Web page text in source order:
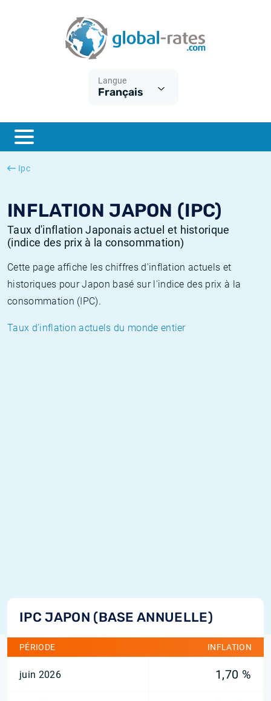
Langue
Français
Ipc
INFLATION JAPON (IPC)
Taux d'inflation Japonais actuel et historique
(indice des prix à la consommation)
Cette page affiche les chiffres d'inflation actuels et
historiques pour Japon basé sur l'indice des prix à la
consommation (IPC).
Taux d'inflation actuels du monde entier
IPC JAPON (BASE ANNUELLE)
PÉRIODE INFLATION
juin 2026 1,70 %
ESTER
SONIA
Qu'est-ce que l'inflation IPC?
Qu'est-ce que l'inflation IPCH?
Inflation Canadien
Inflation Europeenne
Taux Euribor historiques
Taux ESTER historiques
Taux SONIA historiques
Taux TONAR historiques
Calculateur d’inflation